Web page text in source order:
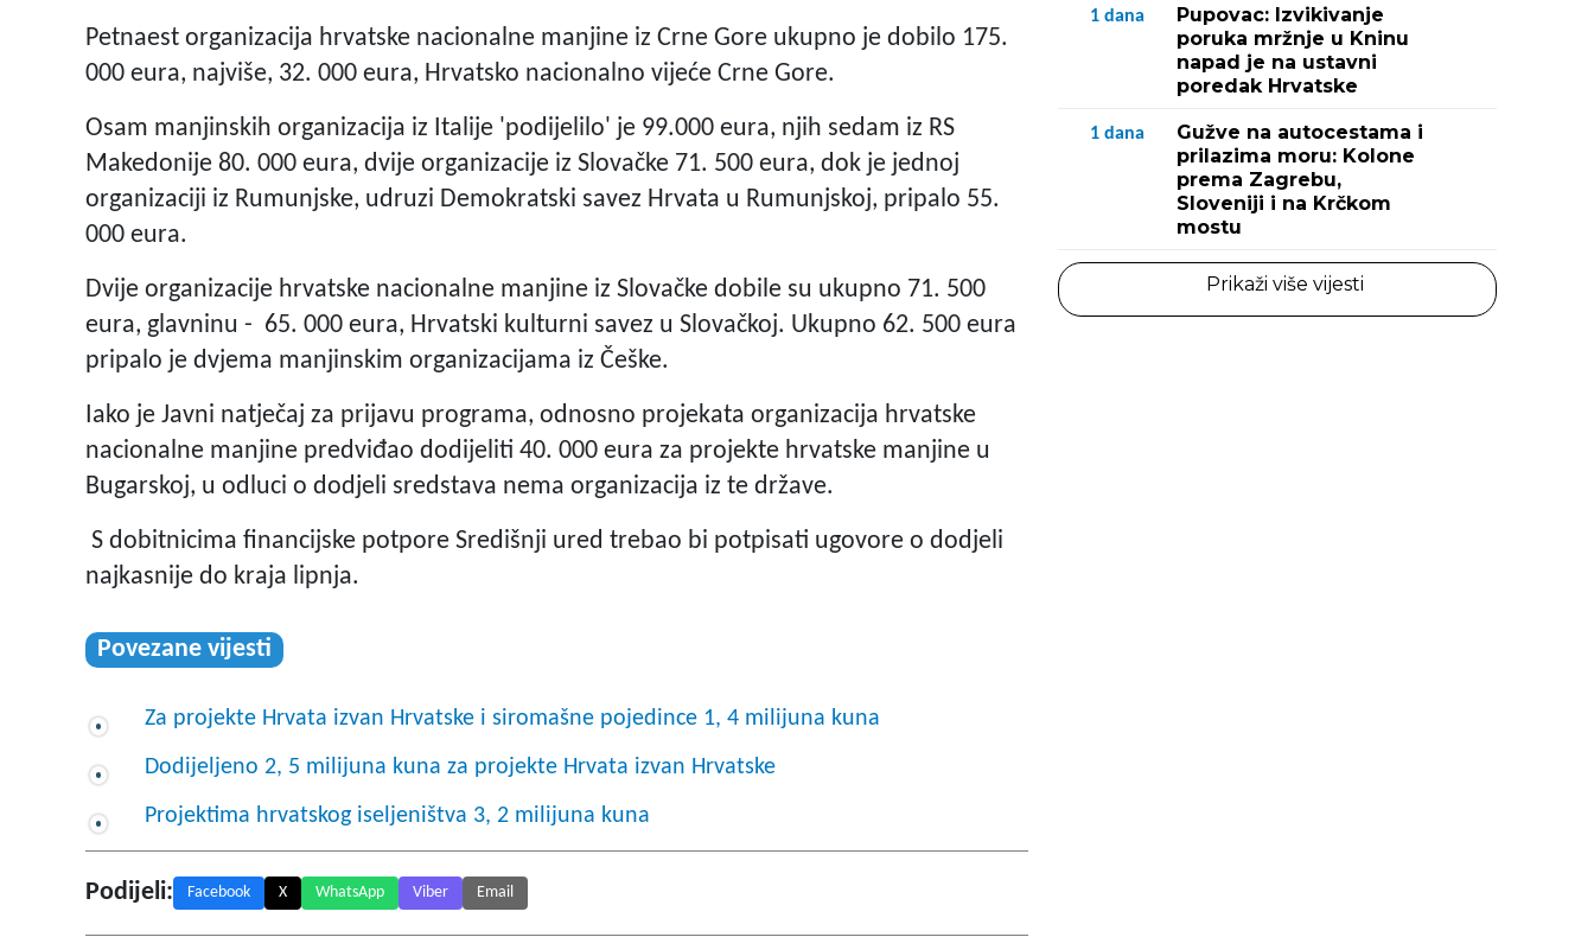
Petnaest organizacija hrvatske nacionalne manjine iz Crne Gore ukupno je dobilo 175.
000 eura, najviše, 32. 000 eura, Hrvatsko nacionalno vijeće Crne Gore.
Osam manjinskih organizacija iz Italije 'podijelilo' je 99.000 eura, njih sedam iz RS
Makedonije 80. 000 eura, dvije organizacije iz Slovačke 71. 500 eura, dok je jednoj
organizaciji iz Rumunjske, udruzi Demokratski savez Hrvata u Rumunjskoj, pripalo 55.
000 eura.
Dvije organizacije hrvatske nacionalne manjine iz Slovačke dobile su ukupno 71. 500
eura, glavninu - 65. 000 eura, Hrvatski kulturni savez u Slovačkoj. Ukupno 62. 500 eura
pripalo je dvjema manjinskim organizacijama iz Češke.
Iako je Javni natječaj za prijavu programa, odnosno projekata organizacija hrvatske
nacionalne manjine predviđao dodijeliti 40. 000 eura za projekte hrvatske manjine u
Bugarskoj, u odluci o dodjeli sredstava nema organizacija iz te države.
S dobitnicima financijske potpore Središnji ured trebao bi potpisati ugovore o dodjeli
najkasnije do kraja lipnja.
Povezane vijesti
Za projekte Hrvata izvan Hrvatske i siromašne pojedince 1, 4 milijuna kuna
Dodijeljeno 2, 5 milijuna kuna za projekte Hrvata izvan Hrvatske
Projektima hrvatskog iseljeništva 3, 2 milijuna kuna
Podijeli: Facebook X WhatsApp Viber Email
1 dana
Pupovac: Izvikivanje
poruka mržnje u Kninu
napad je na ustavni
poredak Hrvatske
1 dana
Gužve na autocestama i
prilazima moru: Kolone
prema Zagrebu,
Sloveniji i na Krčkom
mostu
Prikaži više vijesti